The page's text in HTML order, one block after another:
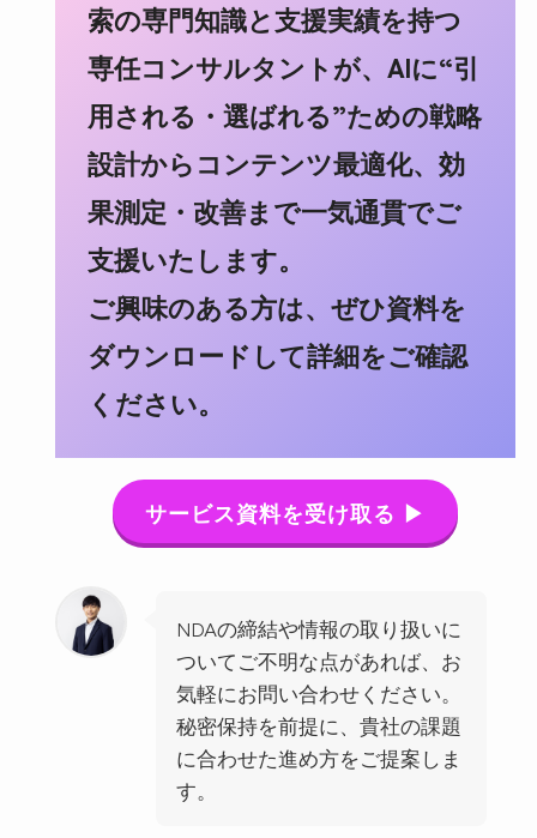
索の専門知識と支援実績を持つ
専任コンサルタントが、AIに“引
用される・選ばれる”ための戦略
設計からコンテンツ最適化、効
果測定・改善まで一気通貫でご
支援いたします。
ご興味のある方は、ぜひ資料を
ダウンロードして詳細をご確認
ください。
サービス資料を受け取る ▶
NDAの締結や情報の取り扱いに
ついてご不明な点があれば、お
気軽にお問い合わせください。
秘密保持を前提に、貴社の課題
に合わせた進め方をご提案しま
す。